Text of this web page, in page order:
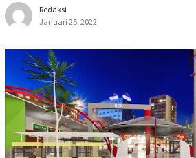
Redaksi
Januari 25, 2022